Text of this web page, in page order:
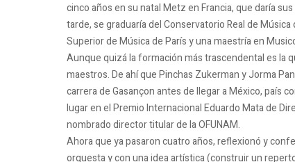
cinco años en su natal Metz en Francia, que daría
tarde, se graduaría del Conservatorio Real de
Superior de Música de París y una maestría en
Aunque quizá la formación más trascendental es la
maestros. De ahí que Pinchas Zukerman y Jorma
carrera de Gasançon antes de llegar a México, país
lugar en el Premio Internacional Eduardo Mata de
nombrado director titular de la OFUNAM.
Ahora que ya pasaron cuatro años, reflexionó y
orquesta y con una idea artística (construir un